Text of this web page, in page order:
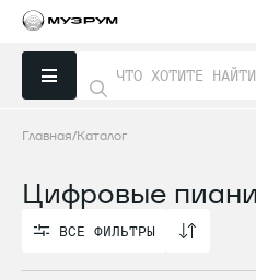
Главная Каталог
Цифровые
ВСЕ ФИЛЬТРЫ
ВСЕ ФИЛЬТРЫ